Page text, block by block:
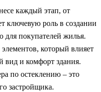
каждый этап, от
ключевую роль в создании
для покупателей жилья.
который влияет
вид и комфорт здания.
по остеклению – это
застройщика.